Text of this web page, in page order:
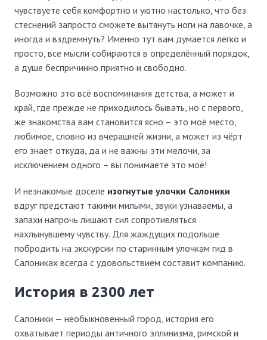
чувствуете себя комфортно и уютно настолько, что без
стеснений запросто сможете вытянуть ноги на лавочке, а
иногда и вздремнуть? Именно тут вам думается легко и
просто, все мысли собираются в определённый порядок,
а душе беспричинно приятно и свободно.
Возможно это всё воспоминания детства, а может и
край, где прежде не приходилось бывать, но с первого,
же знакомства вам становится ясно – это моё место,
любимое, словно из вчерашней жизни, а может из чёрт
его знает откуда, да и не важны эти мелочи, за
исключением одного – вы понимаете это моё!
И незнакомые доселе изогнутые улочки Салоники
вдруг предстают такими милыми, звуки узнаваемы, а
запахи напрочь лишают сил сопротивляться
нахлынувшему чувству. Для жаждущих подольше
побродить на экскурсии по старинным улочкам гид в
Салониках всегда с удовольствием составит компанию.
история в 2300 лет
Салоники — необыкновенный город, история его
охватывает периоды античного эллинизма, римской и